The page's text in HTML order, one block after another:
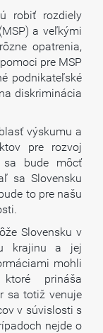
robiť rozdiely
a veľkými
opatrenia,
pre MSP
podnikateľské
diskriminácia
výskumu a
pre rozvoj
sa bude môcť
sa Slovensku
to pre našu
Slovensku v
krajinu a jej
mohli
prináša
sa totiž venuje
v súvislosti s
nejde o